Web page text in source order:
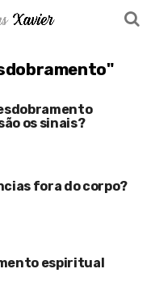
os sinais?
fora do corpo?
espiritual